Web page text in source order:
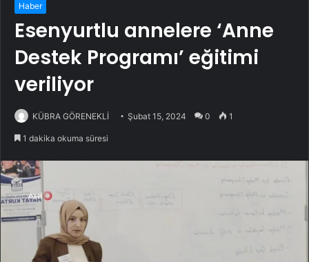
Haber
Esenyurtlu annelere ‘Anne
Destek Programı’ eğitimi
veriliyor
KÜBRA GÖRENEKLİ Şubat 15, 2024 0 1
1 dakika okuma süresi